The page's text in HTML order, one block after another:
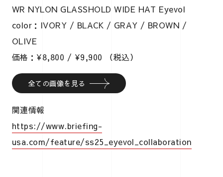
WR NYLON GLASSHOLD WIDE HAT Eyevol
color：IVORY / BLACK / GRAY / BROWN /
OLIVE
価格：¥8,800 / ¥9,900 （税込）
全ての画像を見る
関連情報
https://www.briefing-
usa.com/feature/ss25_eyevol_collaboration